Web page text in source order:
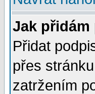
Jak
Přidat
přes stránku
zatržením